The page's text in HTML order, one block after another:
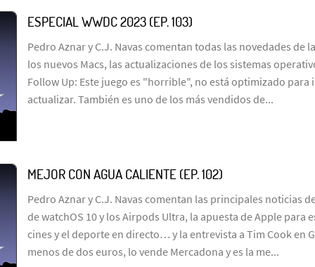
ESPECIAL WWDC 2023 (EP. 103)
Pedro Aznar y C.J. Navas comentan todas las novedades de
los nuevos Macs, las actualizaciones de los sistemas
Follow Up: Este juego es "horrible", no está optimizado para
actualizar. También es uno de los más vendidos de...
MEJOR CON AGUA CALIENTE (EP. 102)
Pedro Aznar y C.J. Navas comentan las principales noticias
de watchOS 10 y los Airpods Ultra, la apuesta de Apple para
cines y el deporte en directo… y la entrevista a Tim Cook en
menos de dos euros, lo vende Mercadona y es la me...